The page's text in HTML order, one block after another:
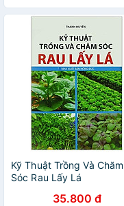
Kỹ Thuật Trồng Và Chăm
Sóc Rau Lấy Lá
35.800 đ